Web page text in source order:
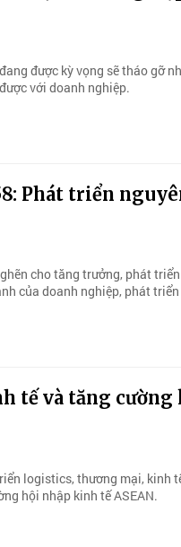
được kỳ vọng sẽ tháo gỡ
với doanh nghiệp.
Phát triển
cho tăng trưởng, phát triển
của doanh nghiệp, phát
tế và tăng cường
logistics, thương mại, kinh
hội nhập kinh tế ASEAN.